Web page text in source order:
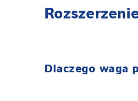
Dlaczego waga